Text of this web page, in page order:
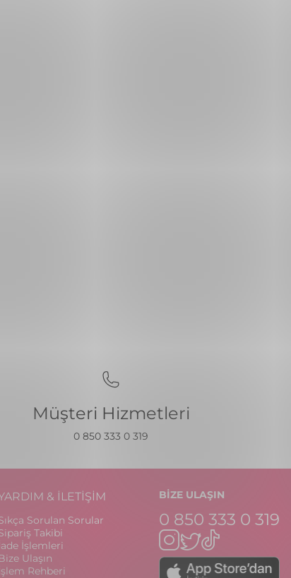
Müşteri Hizmetleri
0 850 333 0 319
& İLETİŞİM
Sorulan Sorular
Takibi
İşlemleri
Ulaşın
Rehberi
BİZE ULAŞIN
0 850 333 0 319